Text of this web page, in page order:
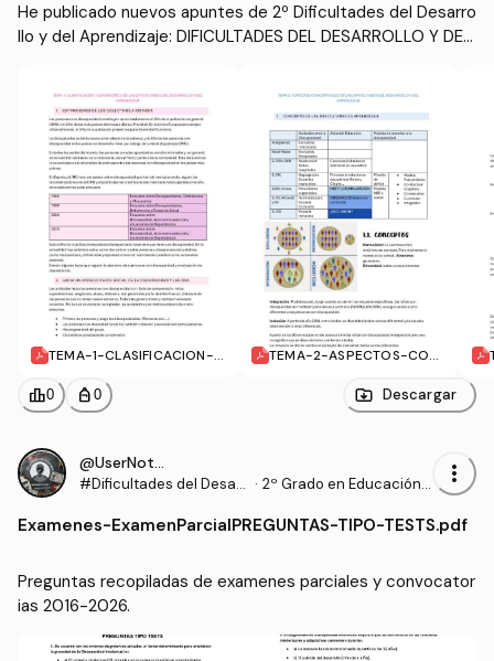
He publicado nuevos apuntes de 2º Dificultades del Desarro
llo y del Aprendizaje: DIFICULTADES DEL DESARROLLO Y DEL
TEMA-1-CLASIFICACION-Y
DIFICULTADES.pdf
TEMA-2-ASPECTOS-CON
ULTADES-EN-EL-APRENDIZ
leaderboard0 personal_bag 0 Descargar
@UserNotFound9_
#Dificultades del Desarr · 2º Grado en Educación P
more_vert
Examenes-ExamenParcialPREGUNTAS-TIPO-TESTS.pdf
Preguntas recopiladas de examenes parciales y convocator
ias 2016-2026.